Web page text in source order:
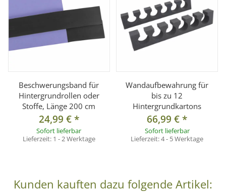
Versand auf Inseln oder ins Ausland. Die Zustellung
erfolgt per Spedition.
Nachnahme ist nicht möglich.
Wichtiger Hinweis zur Sonderanfertigung
Dieser Artikel wird
auf ein festes Maß von 2 × 11 m
Abs. 2 Nr. 1 BGB.
Ein Widerruf oder Umtausch ist nach Bestellung
ausgeschlossen.
Technische Daten
Breite:2 m
Beschwerungsband für
Hintergrundrollen oder
Stoffe, Länge 200 cm
24,99 €*
Sofort lieferbar
Lieferzeit: 1 - 2 Werktage
Wandaufbewahrung für
bis zu 12
Hintergrundkartons
66,99 €*
Sofort lieferbar
Lieferzeit:4 - 5 Werktage
Kunden kauften dazu folgende Artikel: